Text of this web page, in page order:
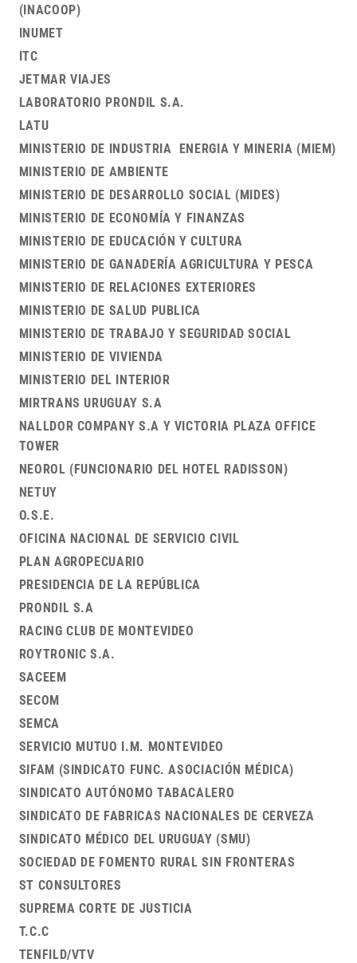
(INACOOP)
INUMET
ITC
JETMAR VIAJES
LABORATORIO PRONDIL S.A.
LATU
MINISTERIO DE INDUSTRIA ENERGIA Y MINERIA (MIEM)
MINISTERIO DE AMBIENTE
MINISTERIO DE DESARROLLO SOCIAL (MIDES)
MINISTERIO DE ECONOMÍA Y FINANZAS
MINISTERIO DE EDUCACIÓN Y CULTURA
MINISTERIO DE GANADERÍA AGRICULTURA Y PESCA
MINISTERIO DE RELACIONES EXTERIORES
MINISTERIO DE SALUD PUBLICA
MINISTERIO DE TRABAJO Y SEGURIDAD SOCIAL
MINISTERIO DE VIVIENDA
MINISTERIO DEL INTERIOR
MIRTRANS URUGUAY S.A
NALLDOR COMPANY S.A Y VICTORIA PLAZA OFFICE
TOWER
NEOROL (FUNCIONARIO DEL HOTEL RADISSON)
NETUY
O.S.E.
OFICINA NACIONAL DE SERVICIO CIVIL
PLAN AGROPECUARIO
PRESIDENCIA DE LA REPÚBLICA
PRONDIL S.A
RACING CLUB DE MONTEVIDEO
ROYTRONIC S.A.
SACEEM
SECOM
SEMCA
SERVICIO MUTUO I.M. MONTEVIDEO
SIFAM (SINDICATO FUNC. ASOCIACIÓN MÉDICA)
SINDICATO AUTÓNOMO TABACALERO
SINDICATO DE FABRICAS NACIONALES DE CERVEZA
SINDICATO MÉDICO DEL URUGUAY (SMU)
SOCIEDAD DE FOMENTO RURAL SIN FRONTERAS
ST CONSULTORES
SUPREMA CORTE DE JUSTICIA
T.C.C
TENFILD/VTV